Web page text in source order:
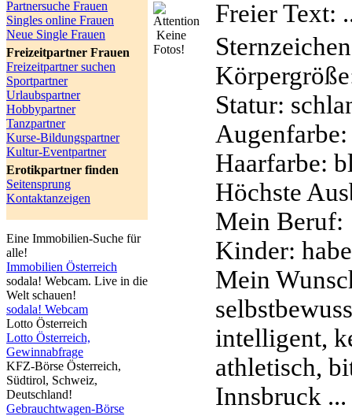
Partnersuche Frauen
Singles online Frauen
Neue Single Frauen
Freizeitpartner Frauen
Freizeitpartner suchen
Sportpartner
Urlaubspartner
Hobbypartner
Tanzpartner
Kurse-Bildungspartner
Kultur-Eventpartner
Erotikpartner finden
Seitensprung
Kontaktanzeigen
Eine Immobilien-Suche für
alle!
Immobilien Österreich
sodala! Webcam. Live in die
Welt schauen!
sodala! Webcam
Lotto Österreich
Lotto Österreich,
Gewinnabfrage
KFZ-Börse Österreich,
Südtirol, Schweiz,
Deutschland!
Gebrauchtwagen-Börse
Keine
Fotos!
Freier Text:
Statur:
Augenfarbe:
Haarfarbe:
Höchste
Mein Beruf:
Kinder:
Mein
intelligent,
athletisch,
Innsbruck ...